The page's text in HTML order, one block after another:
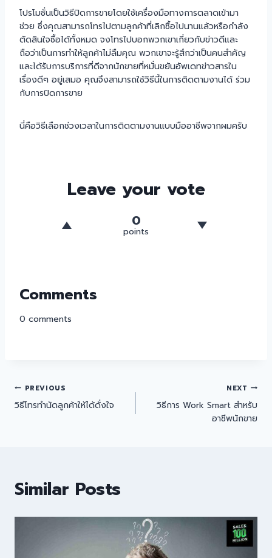
โปรโมชั่นเป็นวิธีปิดการขายโดยใช้เครื่องมือทางการตลาดเข้ามา
ช่วย ซึ่งคุณสามารถโทรไปตามลูกค้าที่เลิกซื้อไปนานแล้วหรือกำลัง
ตัดสินใจซื้อได้ทั้งหมด จงโทรไปบอกพวกเขาเกี่ยวกับข่าวดีและ
ถือว่าเป็นการทำให้ลูกค้าไม่ลืมคุณ พวกเขาจะรู้สึกว่าเป็นคนสำคัญ
และได้รับการบริการที่ดีจากนักขายที่หมั่นขยันอัพเดทข่าวสารใน
เรื่องดีๆ อยู่เสมอ คุณจึงสามารถใช้วิธีนี้ในการติดตามงานได้ ร่วม
กับการปิดการขาย
นี่คือวิธีเลือกช่วงเวลาในการติดตามงานแบบมืออาชีพจากผมครับ
Leave your vote
0
points
Comments
0 comments
PREVIOUS
วิธีโทรทำนัดลูกค้าให้ได้ดั่งใจ
NEXT
วิธีการ Work Smart สำหรับ
อาชีพนักขาย
Similar Posts